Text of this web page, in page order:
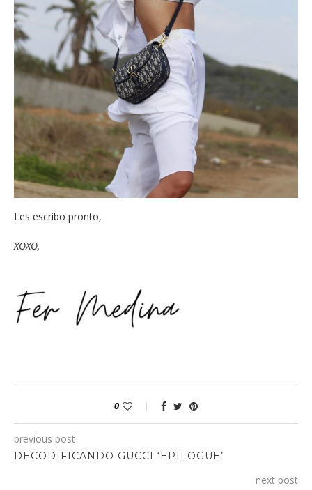
Les escribo pronto,
XOXO,
0
previous post
DECODIFICANDO GUCCI ‘EPILOGUE’
next post